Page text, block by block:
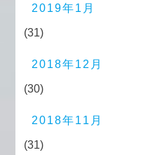
2019年1月
(31)
2018年12月
(30)
2018年11月
(31)